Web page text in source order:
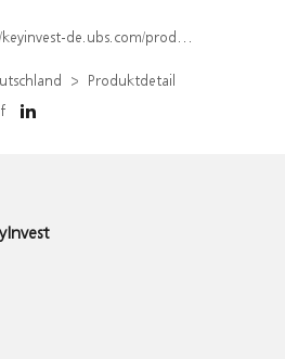
de.ubs.com/produkt/detail/index/isin/DE000WA9HH12
Produktdetail